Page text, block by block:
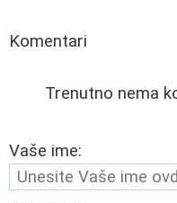
Komentari
Trenutno nema
Vaše ime: